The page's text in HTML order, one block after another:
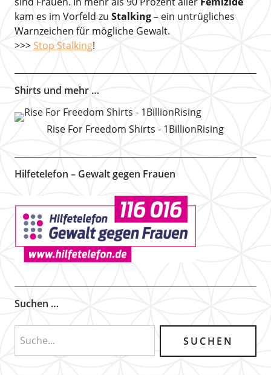
kam es im Vorfeld zu Stalking– ein untrügliches
Warnzeichen für mögliche Gewalt.
>>> Stop Stalking!
Shirts und mehr …
Rise For Freedom Shirts - 1BillionRising
Hilfetelefon – Gewalt gegen Frauen
Suchen …